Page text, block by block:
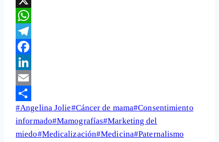
X
WhatsApp
Telegram
Facebook
LinkedIn
Email
Share
Etiquetas
de
la
#Angelina Jolie#Cáncer de mama#Consentimiento
informado#Mamografías#Marketing del
miedo#Medicalización#Medicina#Paternalismo